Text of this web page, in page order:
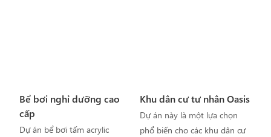
Bể bơi nghỉ dưỡng cao
cấp
Dự án bể bơi tấm acrylic
Khu dân cư tư nhân Oasis
Dự án này là một lựa chọn
phổ biến cho các khu dân cư